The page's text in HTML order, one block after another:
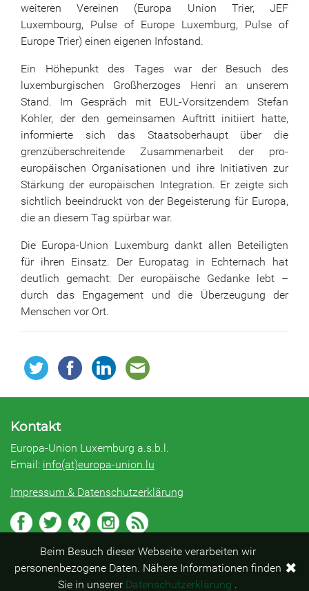
weiteren Vereinen (Europa Union Trier, JEF
Luxembourg, Pulse of Europe Luxemburg, Pulse of
Europe Trier) einen eigenen Infostand.
Ein Höhepunkt des Tages war der Besuch des
luxemburgischen Großherzoges Henri an unserem
Stand. Im Gespräch mit EUL-Vorsitzendem Stefan
Kohler, der den gemeinsamen Auftritt initiiert hatte,
informierte sich das Staatsoberhaupt über die
grenzüberschreitende Zusammenarbeit der pro-
europäischen Organisationen und ihre Initiativen zur
Stärkung der europäischen Integration. Er zeigte sich
sichtlich beeindruckt von der Begeisterung für Europa,
die an diesem Tag spürbar war.
Die Europa-Union Luxemburg dankt allen Beteiligten
für ihren Einsatz. Der Europatag in Echternach hat
deutlich gemacht: Der europäische Gedanke lebt –
durch das Engagement und die Überzeugung der
Menschen vor Ort.
Kontakt
Europa-Union Luxemburg a.s.b.l.
Email: info(at)europa-union.lu
Impressum & Datenschutzerklärung
Beim Besuch dieser Webseite verarbeiten wir
personenbezogene Daten. Nähere Informationen finden
Sie in unserer Datenschutzerklärung .
✖